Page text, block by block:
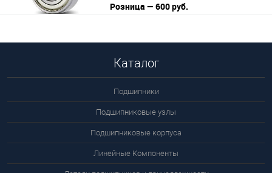
Розница — 600 руб.
Каталог
Подшипники
Подшипниковые узлы
Подшипниковые корпуса
Линейные Компоненты